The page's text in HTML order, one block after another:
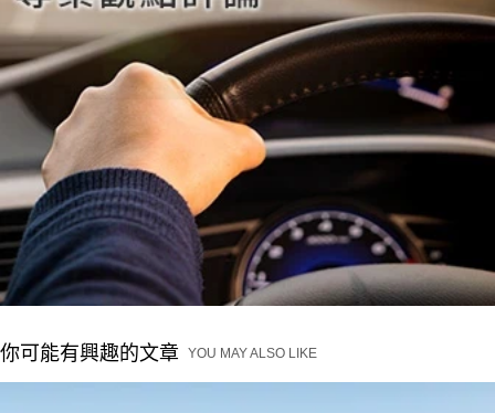
你可能有興趣的文章 YOU MAY ALSO LIKE